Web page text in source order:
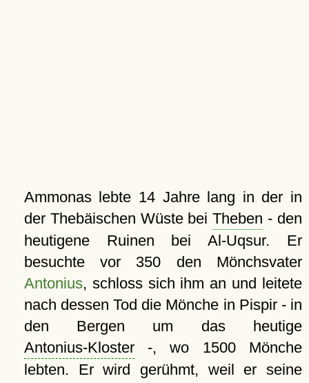
Ammonas lebte 14 Jahre lang in der in
der Thebäischen Wüste beiTheben - den
heutigene Ruinen bei Al-Uqsur. Er
besuchte vor 350 den Mönchsvater
Antonius, schloss sich ihm an und leitete
nach dessen Tod die Mönche in Pispir - in
den Bergen um das heutige
Antonius-Kloster-, wo 1500 Mönche
lebten. Er wird gerühmt, weil er seine